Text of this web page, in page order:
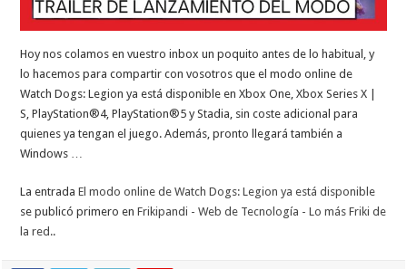
Hoy nos colamos en vuestro inbox un poquito antes de lo habitual, y
lo hacemos para compartir con vosotros que el modo online de
Watch Dogs: Legion ya está disponible en Xbox One, Xbox Series X |
S, PlayStation®4, PlayStation®5 y Stadia, sin coste adicional para
quienes ya tengan el juego. Además, pronto llegará también a
Windows …
La entradaEl modo online de Watch Dogs: Legion ya está disponible
se publicó primero enFrikipandi - Web de Tecnología - Lo más Friki de
la red..